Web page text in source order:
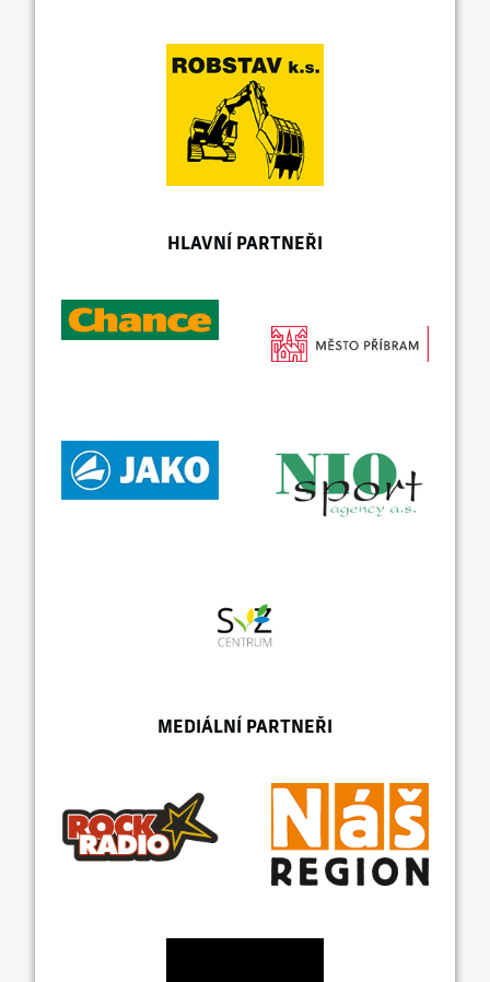
HLAVNÍ PARTNEŘI
MEDIÁLNÍ PARTNEŘI